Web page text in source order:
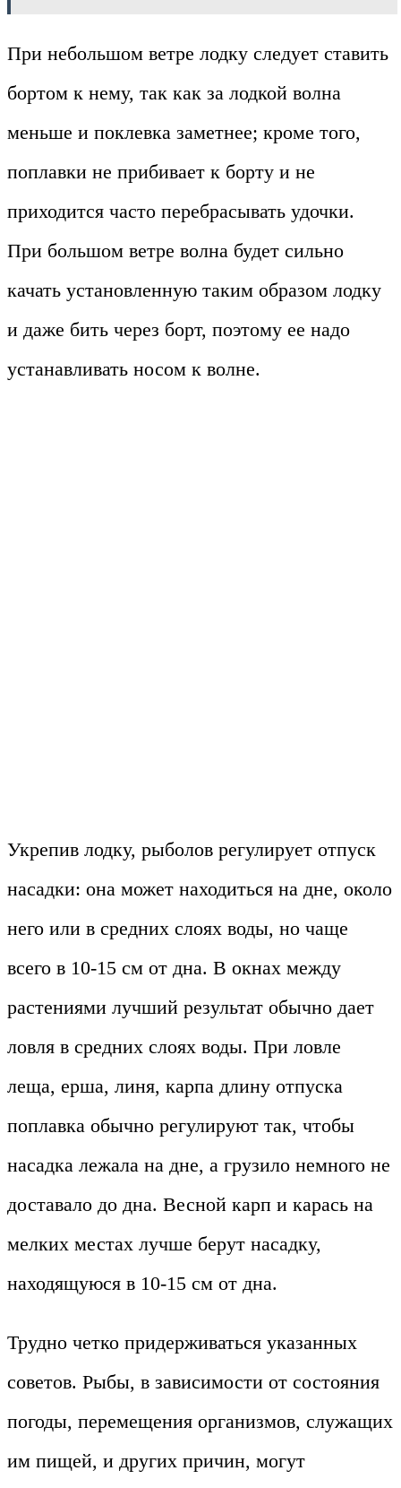
При небольшом ветре лодку следует ставить
бортом к нему, так как за лодкой волна
меньше и поклевка заметнее; кроме того,
поплавки не прибивает к борту и не
приходится часто перебрасывать удочки.
При большом ветре волна будет сильно
качать установленную таким образом лодку
и даже бить через борт, поэтому ее надо
устанавливать носом к волне.
Укрепив лодку, рыболов регулирует отпуск
насадки: она может находиться на дне, около
него или в средних слоях воды, но чаще
всего в 10-15 см от дна. В окнах между
растениями лучший результат обычно дает
ловля в средних слоях воды. При ловле
леща, ерша, линя, карпа длину отпуска
поплавка обычно регулируют так, чтобы
насадка лежала на дне, а грузило немного не
доставало до дна. Весной карп и карась на
мелких местах лучше берут насадку,
находящуюся в 10-15 см от дна.
Трудно четко придерживаться указанных
советов. Рыбы, в зависимости от состояния
погоды, перемещения организмов, служащих
им пищей, и других причин, могут